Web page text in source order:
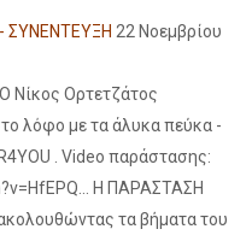
ΣΥΝΕΝΤΕΥΞΗ 22 Νοεμβρίου
Ορτετζάτος
λόφο με τα άλυκα πεύκα -
. Video παράστασης:
Η ΠΑΡΑΣΤΑΣΗ
τα βήματα του